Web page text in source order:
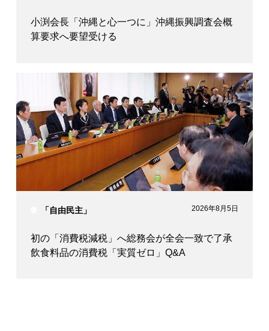
小渕会長「沖縄と心一つに」沖縄振興調査会概
算要求へ要望受ける
「自由民主」 2026年8月5日
初の「消費税減税」へ総務会が全会一致で了承
飲食料品の消費税「実質ゼロ」Q&A